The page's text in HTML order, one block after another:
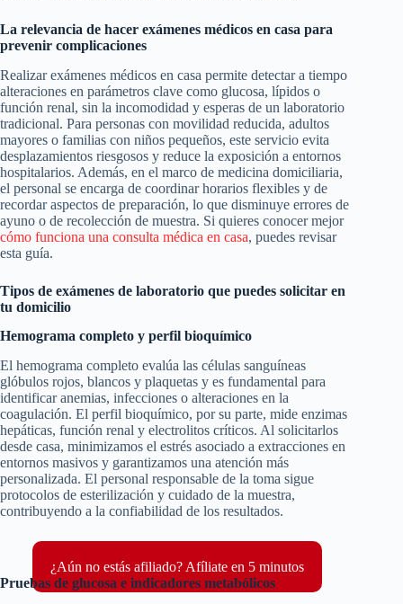
La relevancia de hacer exámenes médicos en casa para
prevenir complicaciones
Realizar exámenes médicos en casa permite detectar a tiempo
alteraciones en parámetros clave como glucosa, lípidos o
función renal, sin la incomodidad y esperas de un laboratorio
tradicional. Para personas con movilidad reducida, adultos
mayores o familias con niños pequeños, este servicio evita
desplazamientos riesgosos y reduce la exposición a entornos
hospitalarios. Además, en el marco de medicina domiciliaria,
el personal se encarga de coordinar horarios flexibles y de
recordar aspectos de preparación, lo que disminuye errores de
ayuno o de recolección de muestra. Si quieres conocer mejor
cómo funciona una consulta médica en casa, puedes revisar
esta guía.
Tipos de exámenes de laboratorio que puedes solicitar en
tu domicilio
Hemograma completo y perfil bioquímico
El hemograma completo evalúa las células sanguíneas
glóbulos rojos, blancos y plaquetas y es fundamental para
identificar anemias, infecciones o alteraciones en la
coagulación. El perfil bioquímico, por su parte, mide enzimas
hepáticas, función renal y electrolitos críticos. Al solicitarlos
desde casa, minimizamos el estrés asociado a extracciones en
entornos masivos y garantizamos una atención más
personalizada. El personal responsable de la toma sigue
protocolos de esterilización y cuidado de la muestra,
contribuyendo a la confiabilidad de los resultados.
¿Aún no estás afiliado? Afíliate en 5 minutos
Pruebas de glucosa e indicadores metabólicos